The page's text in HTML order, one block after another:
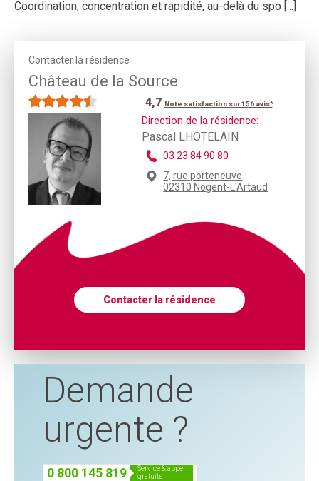
Coordination, concentration et rapidité, au-delà du spo [...]
Contacter la résidence
Château de la Source
4,7 Note satisfaction sur 156 avis*
Direction de la résidence:
Pascal LHOTELAIN
03 23 84 90 80
7, rue porteneuve
02310 Nogent-L'Artaud
Contacter la résidence
Demande
urgente ?
0 800 145 819
service & appel
gratuits